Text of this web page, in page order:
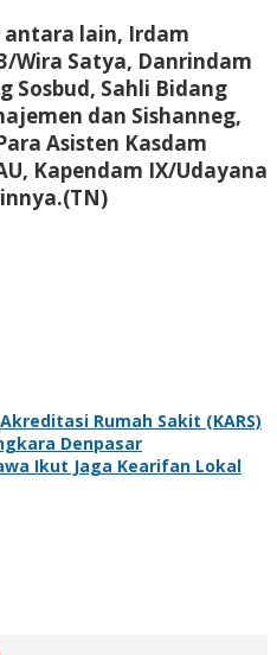
antara lain, Irdam
Wira Satya, Danrindam
Sosbud, Sahli Bidang
dan Sishanneg,
Asisten Kasdam
Kapendam IX/Udayana
.(TN)
Rumah Sakit (KARS)
Denpasar
Ikut Jaga Kearifan Lokal